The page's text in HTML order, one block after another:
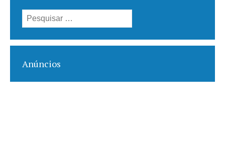
Pesquisar
por:
Anúncios